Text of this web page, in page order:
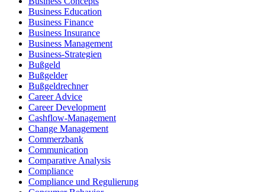
Business Education
Business Finance
Business Insurance
Business Management
Business-Strategien
Bußgeld
Bußgelder
Bußgeldrechner
Career Advice
Career Development
Cashflow-Management
Change Management
Commerzbank
Communication
Comparative Analysis
Compliance
Compliance und Regulierung